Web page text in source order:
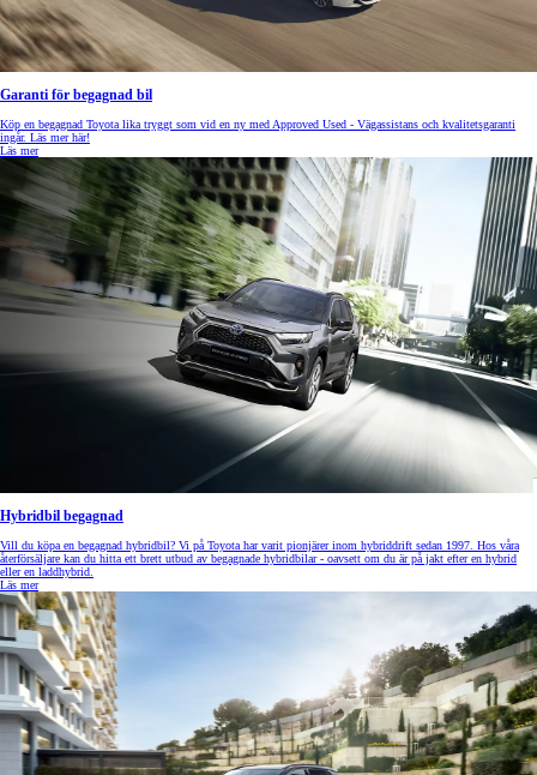
Garanti för begagnad bil
Köp en begagnad Toyota lika tryggt som vid en ny med Approved Used - Vägassistans och kvalitetsgaranti
ingår. Läs mer här!
Läs mer
Hybridbil begagnad
Vill du köpa en begagnad hybridbil? Vi på Toyota har varit pionjärer inom hybriddrift sedan 1997. Hos våra
återförsäljare kan du hitta ett brett utbud av begagnade hybridbilar - oavsett om du är på jakt efter en hybrid
eller en laddhybrid.
Läs mer